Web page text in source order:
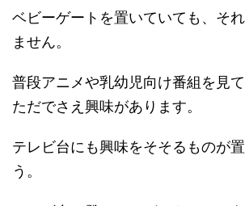
ベビーゲートを置いていても、そ
ません。
普段アニメや乳幼児向け番組を見
ただでさえ興味があります。
テレビ台にも興味をそそるものが
う。